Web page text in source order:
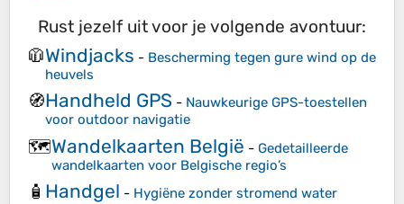
Rust jezelf uit voor je volgende avontuur:
🧥Windjacks - Bescherming tegen gure wind op de
heuvels
🧭Handheld GPS - Nauwkeurige GPS-toestellen
voor outdoor navigatie
🗺️Wandelkaarten België - Gedetailleerde
wandelkaarten voor Belgische regio’s
🧴 Handgel - Hygiëne zonder stromend water